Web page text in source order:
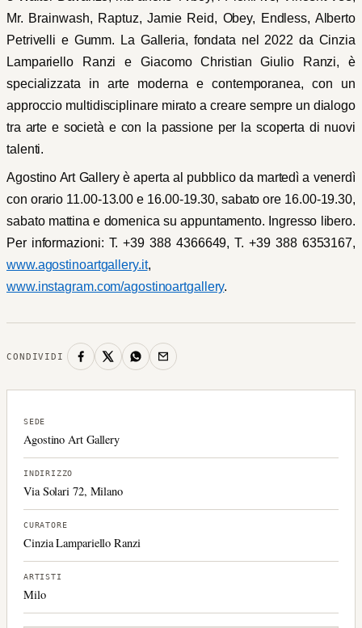
Mr. Brainwash, Raptuz, Jamie Reid, Obey, Endless, Alberto
Petrivelli e Gumm. La Galleria, fondata nel 2022 da Cinzia
Lampariello Ranzi e Giacomo Christian Giulio Ranzi, è
specializzata in arte moderna e contemporanea, con un
approccio multidisciplinare mirato a creare sempre un dialogo
tra arte e società e con la passione per la scoperta di nuovi
talenti.
Agostino Art Gallery è aperta al pubblico da martedì a venerdì
con orario 11.00-13.00 e 16.00-19.30, sabato ore 16.00-19.30,
sabato mattina e domenica su appuntamento. Ingresso libero.
Per informazioni: T. +39 388 4366649, T. +39 388 6353167,
www.agostinoartgallery.it,
www.instagram.com/agostinoartgallery.
CONDIVIDI
SEDE
Agostino Art Gallery
INDIRIZZO
Via Solari 72, Milano
CURATORE
Cinzia Lampariello Ranzi
ARTISTI
Milo